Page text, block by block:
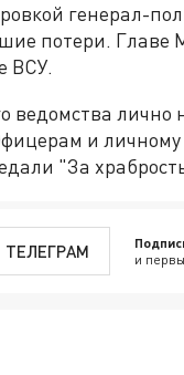
генерал-
потери.
ВСУ.
ведомства
и
"За
ТЕЛЕГРАМ и